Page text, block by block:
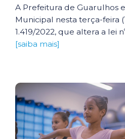
A Prefeitura de Guarulhos
Municipal nesta terça-feira
1.419/2022, que altera a lei
[saiba mais]